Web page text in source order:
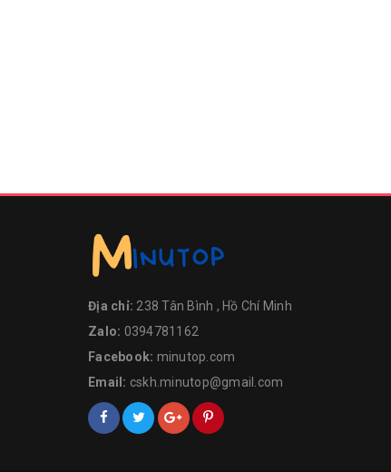
Địa chỉ: 238 Tân Bình , Hồ Chí Minh
Zalo: 0394781162
Facebook: minutop.com
Email: cskh.minutop@gmail.com